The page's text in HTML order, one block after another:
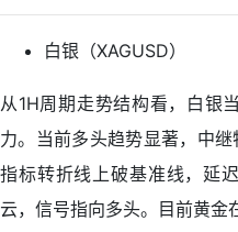
白银（XAGUSD）
从1H周期走势结构看，白银
力。当前多头趋势显著，中
指标转折线上破基准线，延
云，信号指向多头。目前黄金